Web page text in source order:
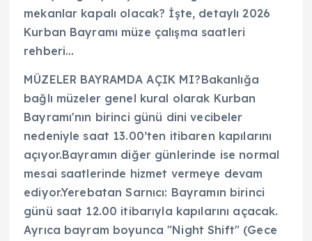
mekanlar kapalı olacak? İşte, detaylı 2026
Kurban Bayramı müze çalışma saatleri
rehberi…
MÜZELER BAYRAMDA AÇIK MI?Bakanlığa
bağlı müzeler genel kural olarak Kurban
Bayramı'nın birinci günü dini vecibeler
nedeniyle saat 13.00’ten itibaren kapılarını
açıyor.Bayramın diğer günlerinde ise normal
mesai saatlerinde hizmet vermeye devam
ediyor.Yerebatan Sarnıcı: Bayramın birinci
günü saat 12.00 itibarıyla kapılarını açacak.
Ayrıca bayram boyunca "Night Shift" (Gece